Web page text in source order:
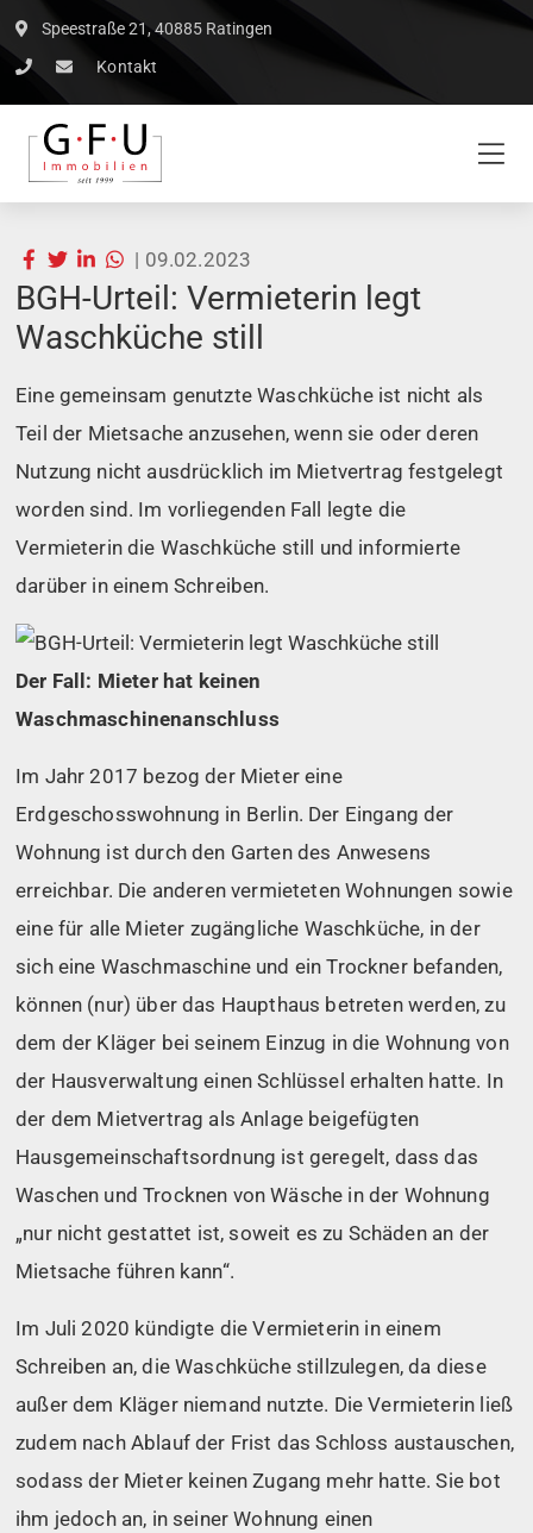
Speestraße 21, 40885 Ratingen
Kontakt
| 09.02.2023
BGH-Urteil: Vermieterin legt
Waschküche still
Eine gemeinsam genutzte Waschküche ist nicht als
Teil der Mietsache anzusehen, wenn sie oder deren
Nutzung nicht ausdrücklich im Mietvertrag festgelegt
worden sind. Im vorliegenden Fall legte die
Vermieterin die Waschküche still und informierte
darüber in einem Schreiben.
Der Fall: Mieter hat keinen
Waschmaschinenanschluss
Im Jahr 2017 bezog der Mieter eine
Erdgeschosswohnung in Berlin. Der Eingang der
Wohnung ist durch den Garten des Anwesens
erreichbar. Die anderen vermieteten Wohnungen sowie
eine für alle Mieter zugängliche Waschküche, in der
sich eine Waschmaschine und ein Trockner befanden,
können (nur) über das Haupthaus betreten werden, zu
dem der Kläger bei seinem Einzug in die Wohnung von
der Hausverwaltung einen Schlüssel erhalten hatte. In
der dem Mietvertrag als Anlage beigefügten
Hausgemeinschaftsordnung ist geregelt, dass das
Waschen und Trocknen von Wäsche in der Wohnung
„nur nicht gestattet ist, soweit es zu Schäden an der
Mietsache führen kann“.
Im Juli 2020 kündigte die Vermieterin in einem
Schreiben an, die Waschküche stillzulegen, da diese
außer dem Kläger niemand nutzte. Die Vermieterin ließ
zudem nach Ablauf der Frist das Schloss austauschen,
sodass der Mieter keinen Zugang mehr hatte. Sie bot
ihm jedoch an, in seiner Wohnung einen